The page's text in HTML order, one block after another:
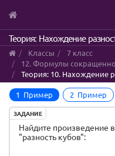
Skip
to
main
content
Теория: Нахождение
Классы
7 класс
12. Формулы
Теория: 10. Нахождение
1 Пример 2 Пример
ЗАДАНИЕ
Найдите произведение
"разность кубов":